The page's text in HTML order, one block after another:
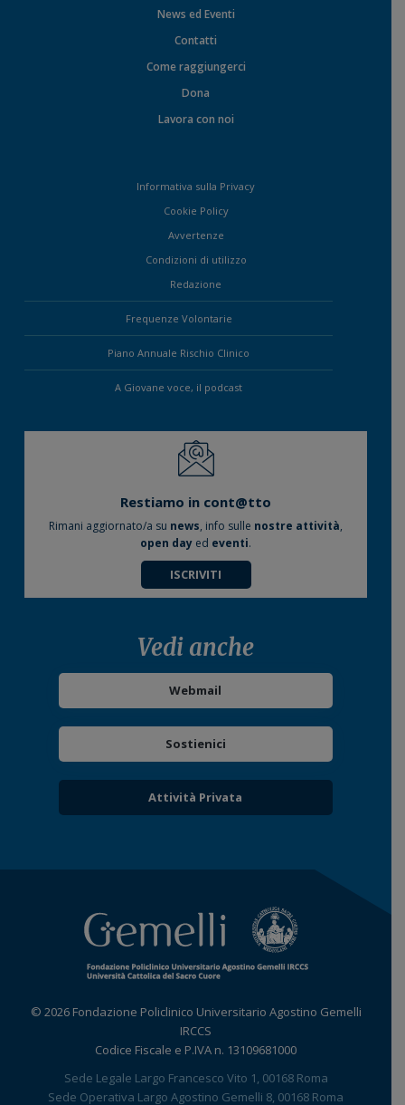
News ed Eventi
Contatti
Come raggiungerci
Dona
Lavora con noi
Informativa sulla Privacy
Cookie Policy
Avvertenze
Condizioni di utilizzo
Redazione
Frequenze Volontarie
Piano Annuale Rischio Clinico
A Giovane voce, il podcast
Restiamo in cont@tto
Rimani aggiornato/a su news, info sulle nostre attività,
open day ed eventi.
ISCRIVITI
Vedi anche
Webmail
Sostienici
Attività Privata
© 2026 Fondazione Policlinico Universitario Agostino Gemelli
IRCCS
Codice Fiscale e P.IVA n. 13109681000
Sede Legale Largo Francesco Vito 1, 00168 Roma
Sede Operativa Largo Agostino Gemelli 8, 00168 Roma